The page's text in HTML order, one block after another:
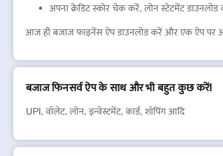
अपना क्रेडिट स्कोर चेक करें, लोन स्टेटमेंट
आज ही बजाज फाइनेंस ऐप डाउनलोड करें और एक ऐप
बजाज फिनसर्व ऐप के साथ और भी बहुत कुछ करें!
UPI, वॉलेट, लोन, इन्वेस्टमेंट, कार्ड, शॉपिंग आदि